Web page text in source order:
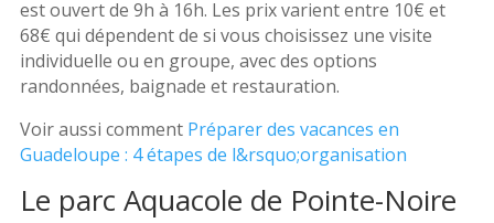
est ouvert de 9h à 16h. Les prix varient entre 10€ et
68€ qui dépendent de si vous choisissez une visite
individuelle ou en groupe, avec des options
randonnées, baignade et restauration.
Voir aussi comment Préparer des vacances en
Guadeloupe : 4 étapes de l&rsquo;organisation
Le parc Aquacole de Pointe-Noire